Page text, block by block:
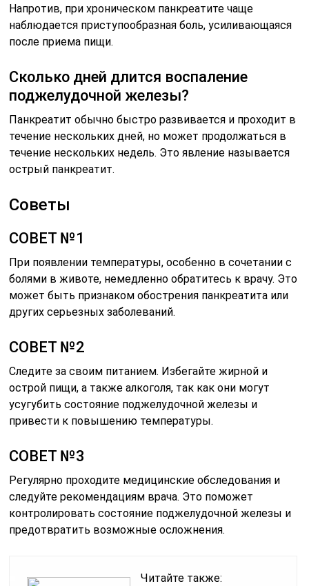
Напротив, при хроническом панкреатите чаще
наблюдается приступообразная боль, усиливающаяся
после приема пищи.
Сколько дней длится воспаление
поджелудочной железы?
Панкреатит обычно быстро развивается и проходит в
течение нескольких дней, но может продолжаться в
течение нескольких недель. Это явление называется
острый панкреатит.
Советы
СОВЕТ №1
При появлении температуры, особенно в сочетании с
болями в животе, немедленно обратитесь к врачу. Это
может быть признаком обострения панкреатита или
других серьезных заболеваний.
СОВЕТ №2
Следите за своим питанием. Избегайте жирной и
острой пищи, а также алкоголя, так как они могут
усугубить состояние поджелудочной железы и
привести к повышению температуры.
СОВЕТ №3
Регулярно проходите медицинские обследования и
следуйте рекомендациям врача. Это поможет
контролировать состояние поджелудочной железы и
предотвратить возможные осложнения.
Читайте также: